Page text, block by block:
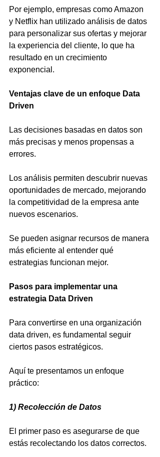
Por ejemplo, empresas como Amazon
y Netflix han utilizado análisis de datos
para personalizar sus ofertas y mejorar
la experiencia del cliente, lo que ha
resultado en un crecimiento
exponencial.
Ventajas clave de un enfoque Data
Driven
Las decisiones basadas en datos son
más precisas y menos propensas a
errores.
Los análisis permiten descubrir nuevas
oportunidades de mercado, mejorando
la competitividad de la empresa ante
nuevos escenarios.
Se pueden asignar recursos de manera
más eficiente al entender qué
estrategias funcionan mejor.
Pasos para implementar una
estrategia Data Driven
Para convertirse en una organización
data driven, es fundamental seguir
ciertos pasos estratégicos.
Aquí te presentamos un enfoque
práctico:
1) Recolección de Datos
El primer paso es asegurarse de que
estás recolectando los datos correctos.